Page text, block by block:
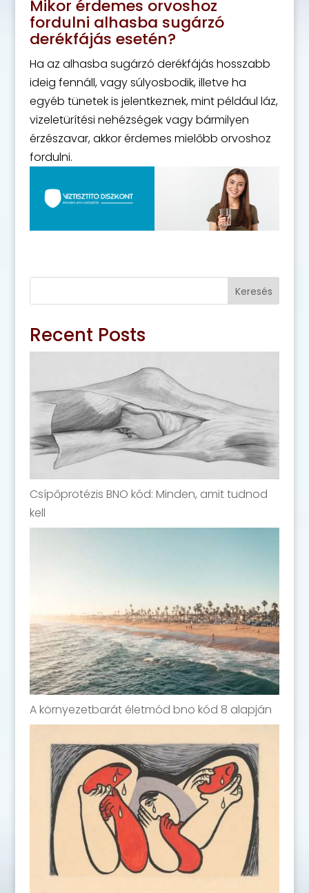
Mikor érdemes orvoshoz
fordulni alhasba sugárzó
derékfájás esetén?
Ha az alhasba sugárzó derékfájás hosszabb
ideig fennáll, vagy súlyosbodik, illetve ha
egyéb tünetek is jelentkeznek, mint például láz,
vizeletürítési nehézségek vagy bármilyen
érzészavar, akkor érdemes mielőbb orvoshoz
fordulni.
Keresés
Recent Posts
Csípőprotézis BNO kód: Minden, amit tudnod
kell
A környezetbarát életmód bno kód 8 alapján